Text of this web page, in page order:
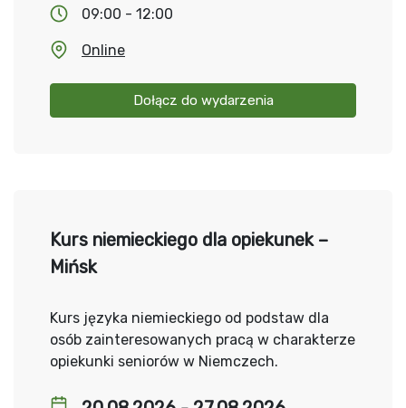
09:00 - 12:00
Online
Dołącz do wydarzenia
Kurs niemieckiego dla opiekunek –
Mińsk
Kurs języka niemieckiego od podstaw dla
osób zainteresowanych pracą w charakterze
opiekunki seniorów w Niemczech.